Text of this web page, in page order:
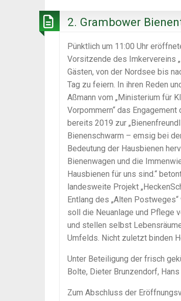
2. Grambower
Pünktlich um 11:00 Uhr
Vorsitzende des Imkervereins
Gästen, von der Nordsee bis
Tag zu feiern. In ihren Reden
Aßmann vom „Ministerium für
Vorpommern“ das
bereits 2019 zur
Bienenschwarm – emsig bei
Bedeutung der Hausbienen
Bienenwagen und die
Hausbienen für uns sind.“
landesweite Projekt
Entlang des „Alten
soll die Neuanlage und Pflege
und stellen selbst
Umfelds. Nicht zuletzt binden
Unter Beteiligung der frisch
Bolte, Dieter Brunzendorf,
Zum Abschluss der